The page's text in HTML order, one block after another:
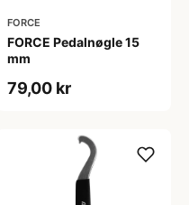
FORCE
FORCE Pedalnøgle 15
mm
79,00 kr